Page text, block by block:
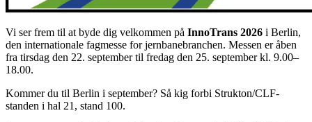
Vi ser frem til at byde dig velkommen på InnoTrans 2026 i Berlin,
den internationale fagmesse for jernbanebranchen. Messen er åben
fra tirsdag den 22. september til fredag den 25. september kl. 9.00–
18.00.
Kommer du til Berlin i september? Så kig forbi Strukton/CLF-
standen i hal 21, stand 100.